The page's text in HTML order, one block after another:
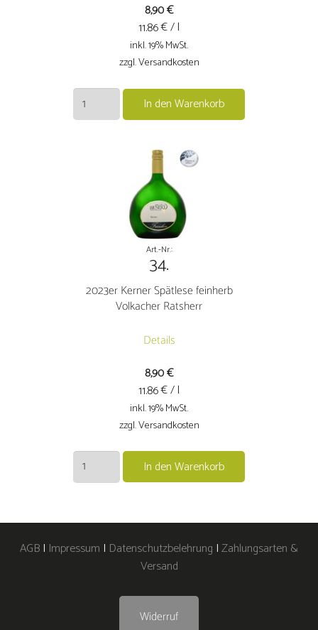
8,90€
11.86€ / l
inkl. 19% MwSt.
zzgl. Versandkosten
2025er
Kerner
In den Warenkorb
Art.-Nr.:
34.
2023er Kerner Spätlese feinherb
Volkacher Ratsherr
Details
8,90€
11.86€ / l
inkl. 19% MwSt.
zzgl. Versandkosten
2023er
Kerner
Ratsherr
In den Warenkorb
AGB | Impressum | Datenschutzbelehrung |Zahlungsarten &
Versand
Widerruf